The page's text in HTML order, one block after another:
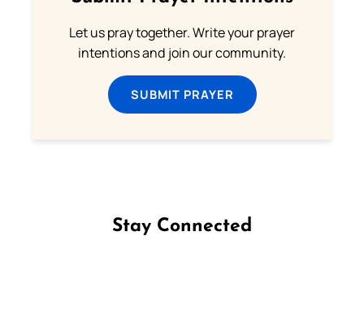
Let us pray together. Write your prayer
intentions and join our community.
SUBMIT PRAYER
Stay Connected